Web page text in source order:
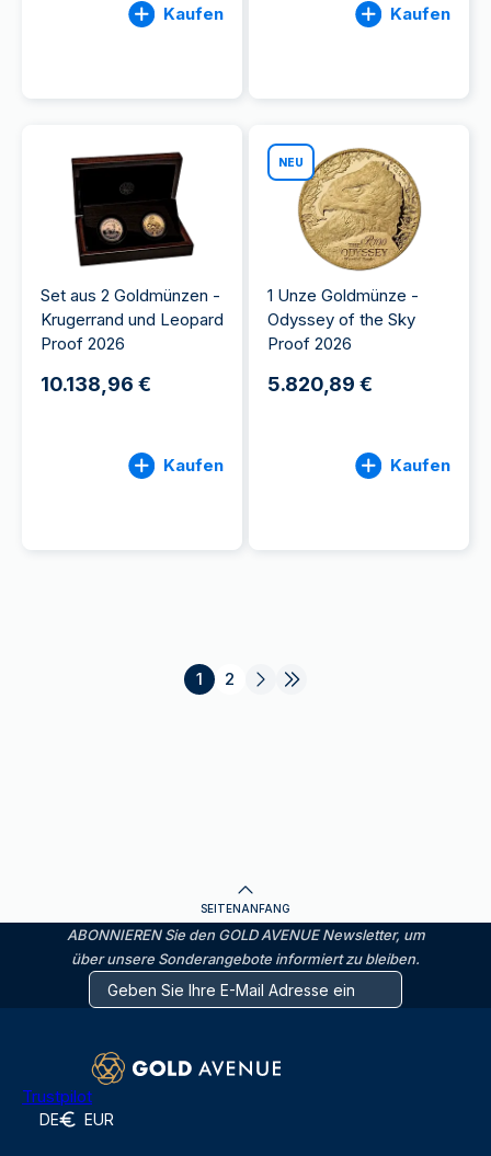
Kaufen Kaufen
Set aus 2 Goldmünzen -
Krugerrand und Leopard
Proof 2026
10.138,96 €
Kaufen
NEU
1 Unze Goldmünze -
Odyssey of the Sky
Proof 2026
5.820,89 €
Kaufen
1 2
SEITENANFANG
ABONNIEREN Sie den GOLD AVENUE Newsletter, um
über unsere Sonderangebote informiert zu bleiben.
Trustpilot
DE EUR